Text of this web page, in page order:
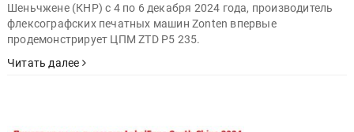
Шеньчжене (КНР) с 4 по 6 декабря 2024 года, производитель
флексографских печатных машин Zonten впервые
продемонстрирует ЦПМ ZTD P5 235.
Читать далее